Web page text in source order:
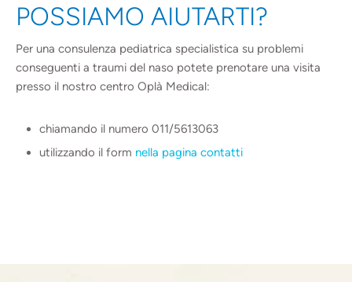
POSSIAMO AIUTARTI?
Per una consulenza pediatrica specialistica su problemi
conseguenti a traumi del naso potete prenotare una visita
presso il nostro centro Oplà Medical:
chiamando il numero 011/5613063
utilizzando il form nella pagina contatti